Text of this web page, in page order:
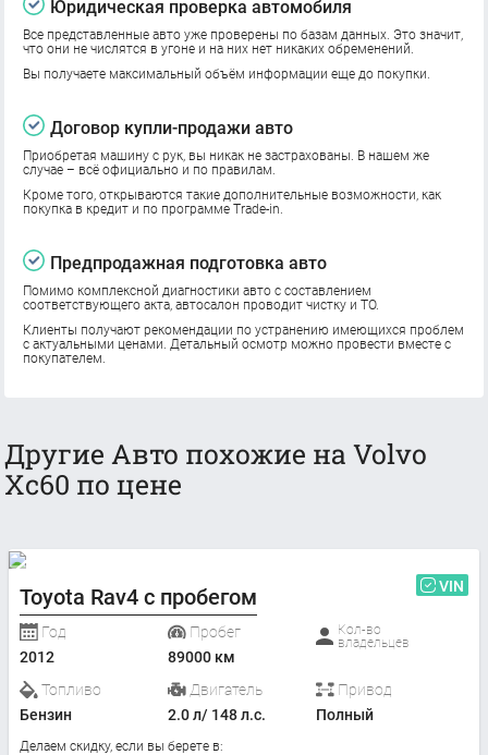
Юридическая проверка автомобиля
Все представленные авто уже проверены по базам данных. Это значит,
что они не числятся в угоне и на них нет никаких обременений.
Вы получаете максимальный объём информации еще до покупки.
Договор купли-продажи авто
Приобретая машину с рук, вы никак не застрахованы. В нашем же
случае – всё официально и по правилам.
Кроме того, открываются такие дополнительные возможности, как
покупка в кредит и по программе Trade-in.
Предпродажная подготовка авто
Помимо комплексной диагностики авто с составлением
соответствующего акта, автосалон проводит чистку и ТО.
Клиенты получают рекомендации по устранению имеющихся проблем
с актуальными ценами. Детальный осмотр можно провести вместе с
покупателем.
Другие Авто похожие на Volvo
Xc60 по цене
Toyota Rav4 с пробегом VIN
Год
2012
Пробег
89000 км
Кол-во
владельцев
Топливо
Бензин
Двигатель
2.0 л/ 148 л.с.
Привод
Полный
Делаем скидку, если вы берете в: